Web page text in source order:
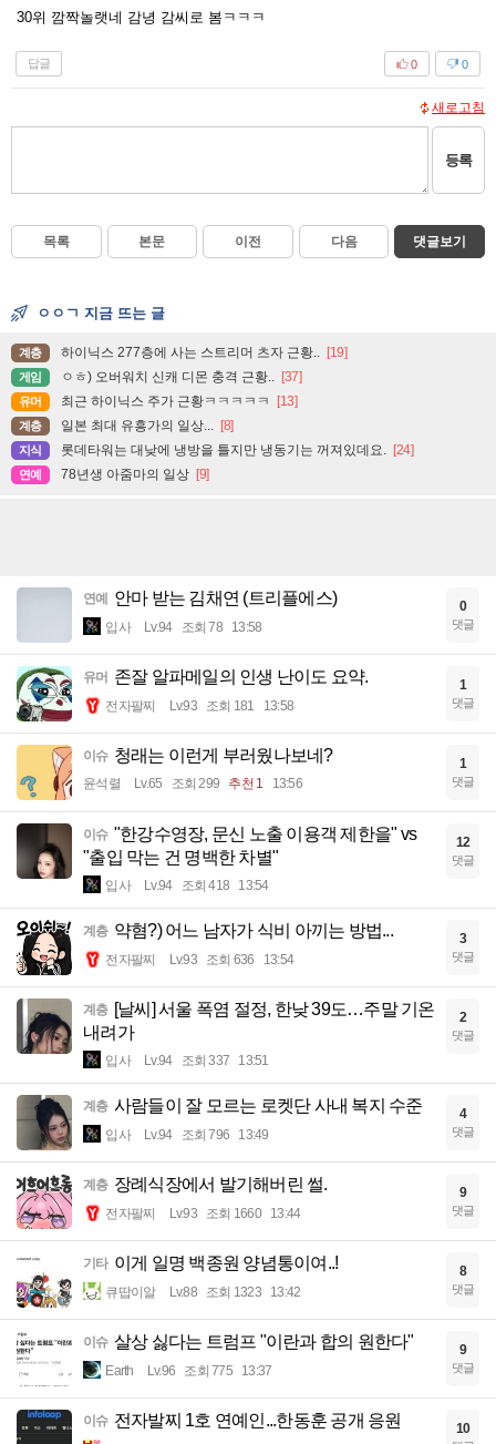
30위 깜짝놀랫네 감녕 감씨로 봄ㅋㅋㅋ
답글 0
0
새로고침
등록
목록 본문 이전 다음 댓글보기
ㅇㅇㄱ 지금 뜨는 글
계층 하이닉스 277층에 사는 스트리머 츠자 근황.. [19]
게임 ㅇㅎ) 오버워치 신캐 디몬 충격 근황.. [37]
유머 최근 하이닉스 주가 근황ㅋㅋㅋㅋㅋ [13]
계층 일본 최대 유흥가의 일상... [8]
지식 롯데타워는 대낮에 냉방을 틀지만 냉동기는 꺼져있데요. [24]
연예 78년생 아줌마의 일상 [9]
연예 안마 받는 김채연 (트리플에스)
입사 Lv.94 조회 78 13:58
0
댓글
유머 존잘 알파메일의 인생 난이도 요약.
전자팔찌 Lv.93 조회 181 13:58
1
댓글
이슈 청래는 이런게 부러웠나보네?
윤석렬 Lv.65 조회 299 추천 1 13:56
1
댓글
이슈 "한강수영장, 문신 노출 이용객 제한을" vs
"출입 막는 건 명백한 차별"
입사 Lv.94 조회 418 13:54
12
댓글
계층 약혐?) 어느 남자가 식비 아끼는 방법...
전자팔찌 Lv.93 조회 636 13:54
3
댓글
계층 [날씨] 서울 폭염 절정, 한낮 39도…주말 기온
내려가
입사 Lv.94 조회 337 13:51
2
댓글
계층 사람들이 잘 모르는 로켓단 사내 복지 수준
입사 Lv.94 조회 796 13:49
4
댓글
계층 장례식장에서 발기해버린 썰.
전자팔찌 Lv.93 조회 1660 13:44
9
댓글
기타 이게 일명 백종원 양념통이여..!
큐땁이알 Lv.88 조회 1323 13:42
8
댓글
이슈 살상 싫다는 트럼프 "이란과 합의 원한다"
Earth Lv.96 조회 775 13:37
9
댓글
이슈 전자발찌 1호 연예인...한동훈 공개 응원 10